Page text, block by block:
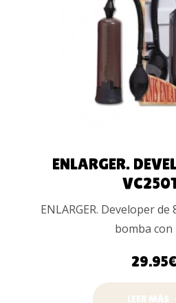
LEER MÁS
ENLARGER.
ENLARGER. Developer
bomba con
29.95€
LEER MÁS